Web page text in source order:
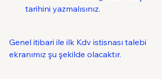
tarihini yazmalısınız.
Genel itibari ile ilk Kdv istisnası talebi
ekranımız şu şekilde olacaktır.